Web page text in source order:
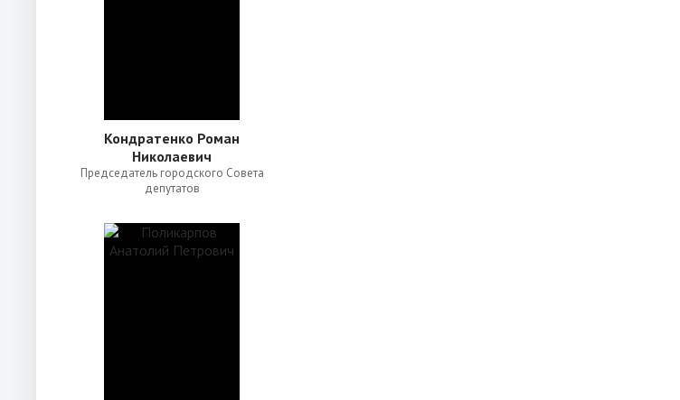
Кондратенко Роман
Николаевич
Председатель городского Совета
депутатов